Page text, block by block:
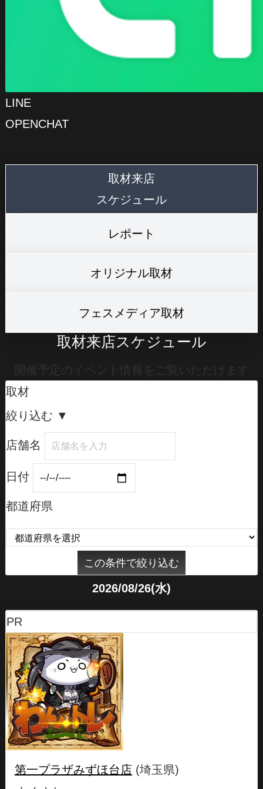
LINE
OPENCHAT
取材来店
スケジュール
レポート
オリジナル取材
フェスメディア取材
取材来店スケジュール
開催予定のイベント情報をご覧いただけます
取材
絞り込む ▼
店舗名
日付
都道府県
2026/08/26(水)
PR
第一プラザみずほ台店 (埼玉県)